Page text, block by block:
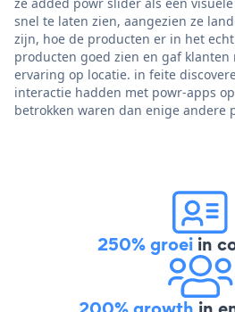
snel te laten zien, aangezien ze
zijn, hoe de producten er in het
producten goed zien en gaf klanten
ervaring op locatie. in feite
interactie hadden met powr-apps
betrokken waren dan enige andere
250% groei in